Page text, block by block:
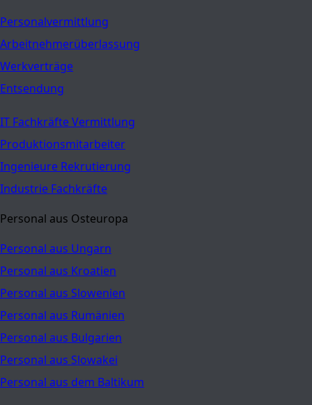
Personalvermittlung
Arbeitnehmerüberlassung
Werkverträge
Entsendung
IT Fachkräfte Vermittlung
Produktionsmitarbeiter
Ingenieure Rekrutierung
Industrie Fachkräfte
Personal aus Osteuropa
Personal aus Ungarn
Personal aus Kroatien
Personal aus Slowenien
Personal aus Rumänien
Personal aus Bulgarien
Personal aus Slowakei
Personal aus dem Baltikum